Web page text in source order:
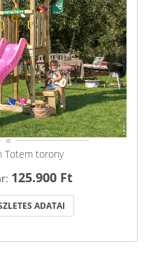
Totem torony
125.900 Ft
ADATAI